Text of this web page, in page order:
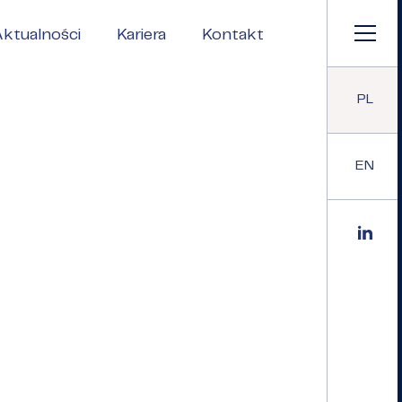
Kariera Kontakt
PL
EN